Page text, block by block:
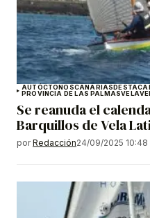
AUTÓCTONOSCANARIAS
PROVINCIA DE LAS PALMASVELA
Se reanuda el
Barquillos de Vela
por Redacción24/09/2025 10:48